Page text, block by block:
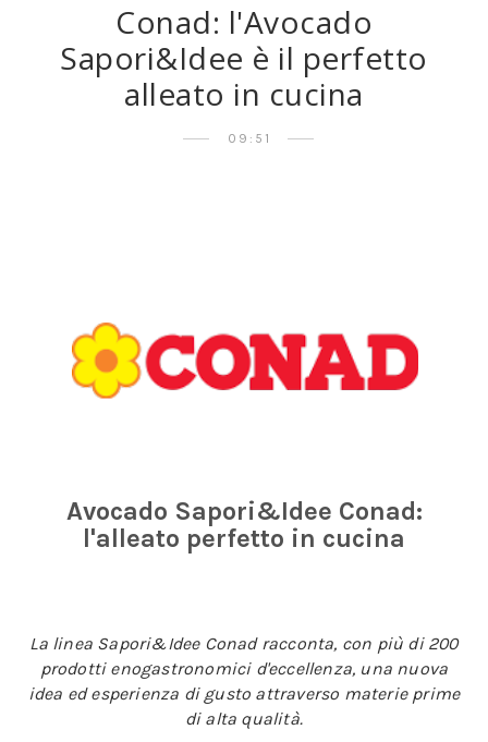
Conad: l'Avocado
Sapori&Idee è il perfetto
alleato in cucina
09:51
Avocado Sapori&Idee Conad:
l'alleato perfetto in cucina
La linea Sapori&Idee Conad racconta, con più di 200
prodotti enogastronomici d'eccellenza, una nuova
idea ed esperienza di gusto attraverso materie prime
di alta qualità.